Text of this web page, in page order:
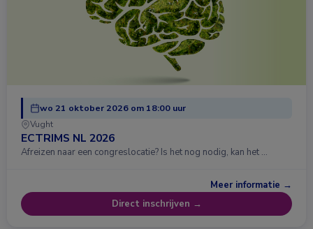
wo 21 oktober 2026 om 18:00 uur
Vught
ECTRIMS NL 2026
Afreizen naar een congreslocatie? Is het nog nodig, kan het …
Meer informatie →
Direct inschrijven →